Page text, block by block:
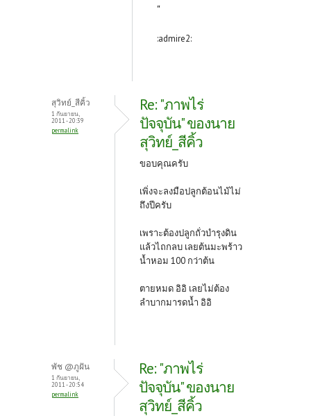
"
:admire2:
สุวิทย์_สีคิ้ว
1 กันยายน,
2011 - 20:39
permalink
Re: "ภาพไร่
ปัจจุบัน" ของนาย
สุวิทย์_สีคิ้ว
ขอบคุณครับ
เพิ่งจะลงมือปลูกต้อนไม้ไม่
ถึงปีครับ
เพราะต้องปลูกถั่วบำรุงดิน
แล้วไถกลบ เลยต้นมะพร้าว
น้ำหอม 100 กว่าต้น
ตายหมด อิอิ เลยไม่ต้อง
ลำบากมารดน้ำ อิอิ
พัช @ภูฝัน
1 กันยายน,
2011 - 20:54
permalink
Re: "ภาพไร่
ปัจจุบัน" ของนาย
สุวิทย์_สีคิ้ว